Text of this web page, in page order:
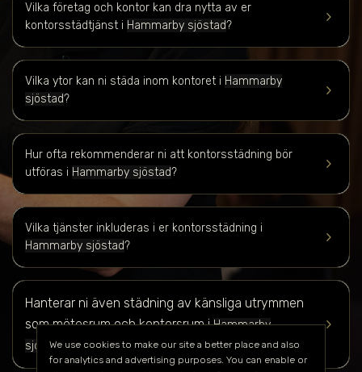
keyboard_arrow_right
Vilka företag och kontor kan dra nytta av er
kontorsstädtjänst i Hammarby sjöstad?
keyboard_arrow_right
Vilka ytor kan ni städa inom kontoret i Hammarby
sjöstad?
keyboard_arrow_right
Hur ofta rekommenderar ni att kontorsstädning bör
utföras i Hammarby sjöstad?
keyboard_arrow_right
Vilka tjänster inkluderas i er kontorsstädning i
Hammarby sjöstad?
keyboard_arrow_right
Hanterar ni även städning av känsliga utrymmen
som mötesrum och kontorsrum iHammarby
sjöstad ?
We use cookies to make our site a better place and also
for analytics and advertising purposes. You can enable or